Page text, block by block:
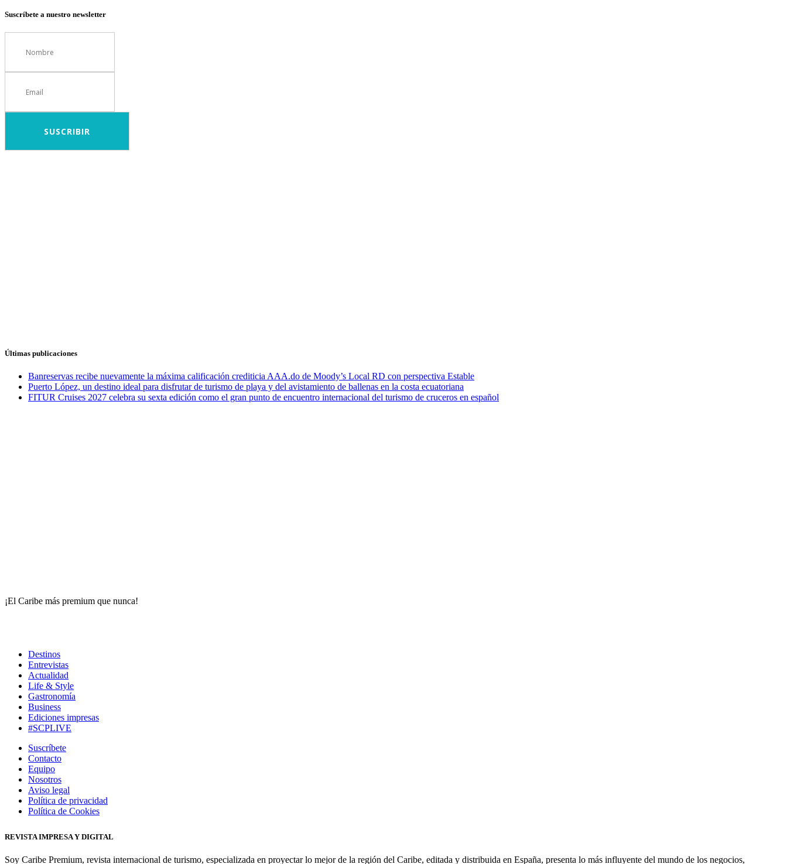
Suscríbete a nuestro newsletter
Últimas publicaciones
Banreservas recibe nuevamente la máxima calificación crediticia AAA.do de Moody’s Local RD con perspectiva Estable
Puerto López, un destino ideal para disfrutar de turismo de playa y del avistamiento de ballenas en la costa ecuatoriana
FITUR Cruises 2027 celebra su sexta edición como el gran punto de encuentro internacional del turismo de cruceros en español
¡El Caribe más premium que nunca!
Destinos
Entrevistas
Actualidad
Life & Style
Gastronomía
Business
Ediciones impresas
#SCPLIVE
Suscríbete
Contacto
Equipo
Nosotros
Aviso legal
Política de privacidad
Política de Cookies
REVISTA IMPRESA Y DIGITAL
Soy Caribe Premium, revista internacional de turismo, especializada en proyectar lo mejor de la región del Caribe, editada y distribuida en España, presenta lo más influyente del mundo de los negocios,